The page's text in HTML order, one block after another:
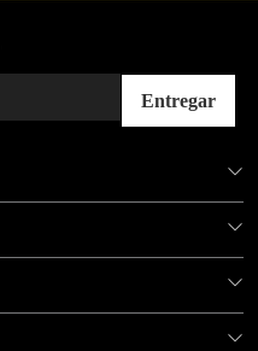
Entregar